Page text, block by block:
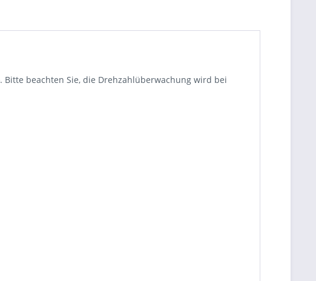
beachten Sie, die Drehzahlüberwachung wird bei